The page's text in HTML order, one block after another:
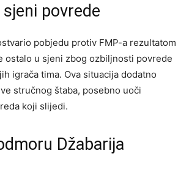
povrede
pobjedu protiv FMP-a rezultatom
ostalo u sjeni zbog ozbiljnosti povrede
igrača tima. Ova situacija dodatno
stručnog štaba, posebno uoči
koji slijedi.
Džabarija